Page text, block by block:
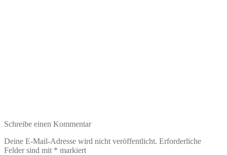
Schreibe einen Kommentar
Deine E-Mail-Adresse wird nicht veröffentlicht. Erforderliche
Felder sind mit * markiert